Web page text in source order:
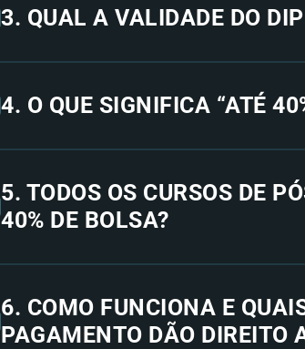
3. QUAL A VALIDADE DO
4. O QUE SIGNIFICA “ATÉ
5. TODOS OS CURSOS DE
40% DE BOLSA?
6. COMO FUNCIONA E
PAGAMENTO DÃO DIREITO